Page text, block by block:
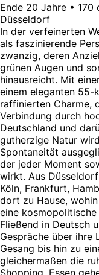
Ende 20 Jahre • 170
Düsseldorf
In der verfeinerten
als faszinierende
zwanzig, deren
grünen Augen und
hinausreicht. Mit
einem eleganten
raffinierten Charme,
Verbindung durch
Deutschland und
gutherzige Natur
Spontaneität
der jeder Moment
wirkt. Aus
Köln, Frankfurt,
dort zu Hause,
eine
Fließend in Deutsch
Gespräche über ihre
Gesang bis hin zu
gleichermaßen die
Shopping, Essen